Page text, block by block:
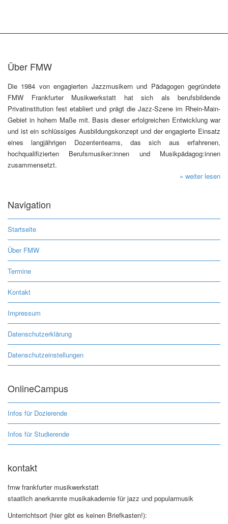
Über FMW
Die 1984 von engagierten Jazzmusikern und Pädagogen gegründete
FMW Frankfurter Musikwerkstatt hat sich als berufsbildende
Privatinstitution fest etabliert und prägt die Jazz-Szene im Rhein-Main-
Gebiet in hohem Maße mit. Basis dieser erfolgreichen Entwicklung war
und ist ein schlüssiges Ausbildungskonzept und der engagierte Einsatz
eines langjährigen Dozententeams, das sich aus erfahrenen,
hochqualifizierten Berufsmusiker:innen und Musikpädagog:innen
zusammensetzt.
» weiter lesen
Navigation
Startseite
Über FMW
Termine
Kontakt
Impressum
Datenschutzerklärung
Datenschutzeinstellungen
OnlineCampus
Infos für Dozierende
Infos für Studierende
kontakt
fmw frankfurter musikwerkstatt
staatlich anerkannte musikakademie für jazz und popularmusik
Unterrichtsort (hier gibt es keinen Briefkasten!):